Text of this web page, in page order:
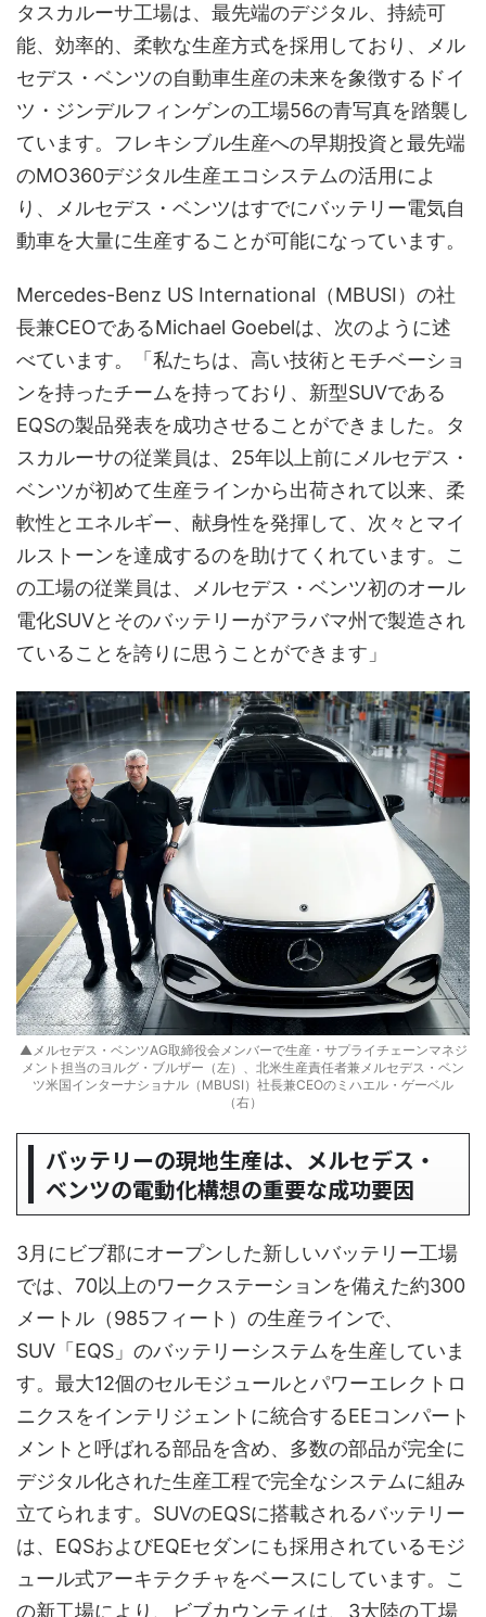
タスカルーサ工場は、最先端のデジタル、持続可
能、効率的、柔軟な生産方式を採用しており、メル
セデス・ベンツの自動車生産の未来を象徴するドイ
ツ・ジンデルフィンゲンの工場56の青写真を踏襲し
ています。フレキシブル生産への早期投資と最先端
のMO360デジタル生産エコシステムの活用によ
り、メルセデス・ベンツはすでにバッテリー電気自
動車を大量に生産することが可能になっています。
Mercedes-Benz US International（MBUSI）の社
長兼CEOであるMichael Goebelは、次のように述
べています。「私たちは、高い技術とモチベーショ
ンを持ったチームを持っており、新型SUVである
EQSの製品発表を成功させることができました。タ
スカルーサの従業員は、25年以上前にメルセデス・
ベンツが初めて生産ラインから出荷されて以来、柔
軟性とエネルギー、献身性を発揮して、次々とマイ
ルストーンを達成するのを助けてくれています。こ
の工場の従業員は、メルセデス・ベンツ初のオール
電化SUVとそのバッテリーがアラバマ州で製造され
ていることを誇りに思うことができます」
▲メルセデス・ベンツAG取締役会メンバーで生産・サプライチェーンマネジ
メント担当のヨルグ・ブルザー（左）、北米生産責任者兼メルセデス・ベン
ツ米国インターナショナル（MBUSI）社長兼CEOのミハエル・ゲーベル
（右）
バッテリーの現地生産は、メルセデス・
ベンツの電動化構想の重要な成功要因
3月にビブ郡にオープンした新しいバッテリー工場
では、70以上のワークステーションを備えた約300
メートル（985フィート）の生産ラインで、
SUV「EQS」のバッテリーシステムを生産していま
す。最大12個のセルモジュールとパワーエレクトロ
ニクスをインテリジェントに統合するEEコンパート
メントと呼ばれる部品を含め、多数の部品が完全に
デジタル化された生産工程で完全なシステムに組み
立てられます。SUVのEQSに搭載されるバッテリー
は、EQSおよびEQEセダンにも採用されているモジ
ュール式アーキテクチャをベースにしています。こ
の新工場により、ビブカウンティは、3大陸の工場